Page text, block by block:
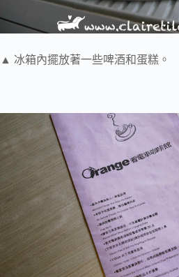
▲ 冰箱內擺放著一些啤酒和蛋糕。